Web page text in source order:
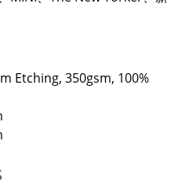
Etching, 350gsm, 100%